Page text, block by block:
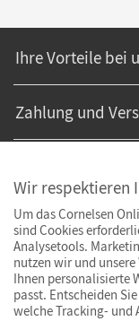
Ihre Vorteile bei
Zahlung und
Wir respektieren
Um das Cornelsen
sind Cookies
Analysetools.
nutzen wir und
Ihnen personalisierte
passt. Entscheiden
welche Tracking- und